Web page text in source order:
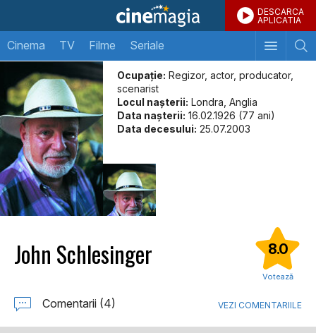
DESCARCA
APLICATIA
Cinema TV Filme Seriale
Ocupație: Regizor, actor, producator,
scenarist
Locul naşterii: Londra, Anglia
Data naşterii: 16.02.1926 (77 ani)
Data decesului: 25.07.2003
John Schlesinger 8.0
Votează
Comentarii (4) VEZI COMENTARIILE